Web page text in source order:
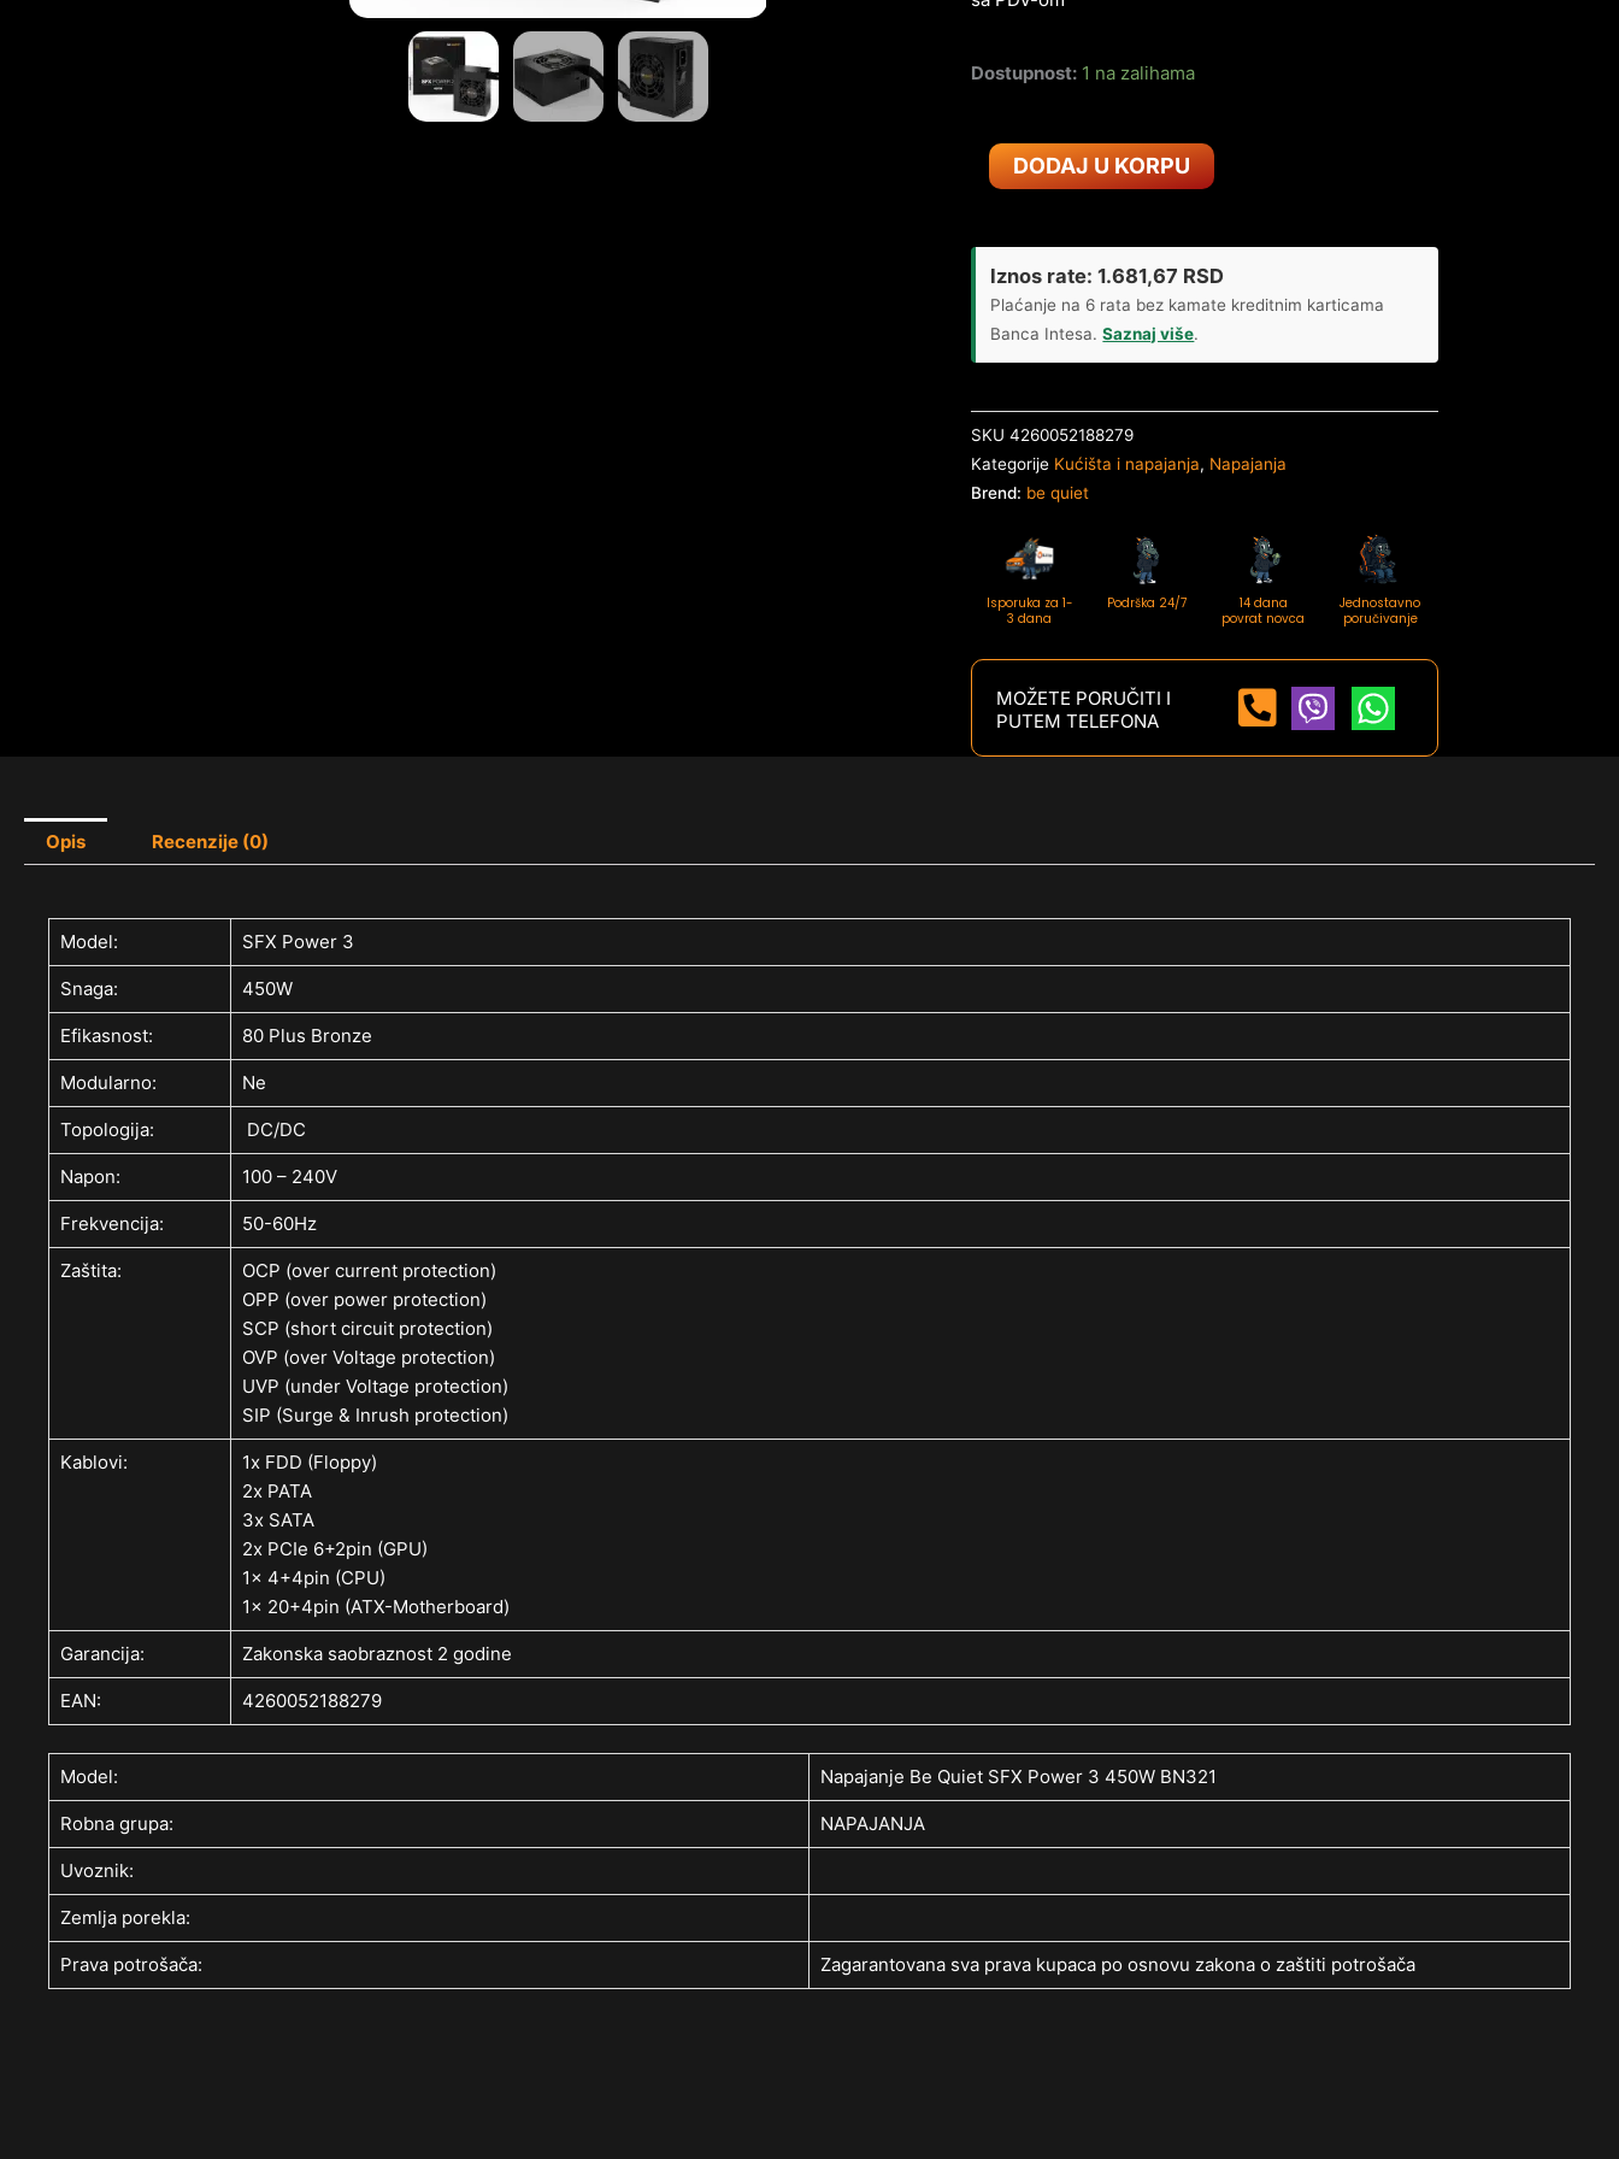
Dostupnost: 1 na zalihama
Napajanje
Be
SFX
Power
450W
BN321
DODAJ U KORPU
Iznos rate:1.681,67 RSD
Plaćanje na 6 rata bez kamate kreditnim karticama
Banca Intesa.Saznaj više.
SKU4260052188279
Kategorije Kućišta i napajanja, Napajanja
Brend: be quiet
Isporuka za 1-
3 dana
Podrška 24/7
14 dana
povrat novca
Jednostavno
poručivanje
MOŽETE PORUČITI I
PUTEM TELEFONA
Opis Recenzije (0)
Model: SFX Power 3
Snaga: 450W
Efikasnost: 80 Plus Bronze
Modularno: Ne
Topologija: DC/DC
Napon: 100 – 240V
Frekvencija: 50-60Hz
Zaštita:
OCP (over current protection)
OPP (over power protection)
SCP (short circuit protection)
OVP (over Voltage protection)
UVP (under Voltage protection)
SIP (Surge & Inrush protection)
Kablovi:
1x FDD (Floppy)
2x PATA
3x SATA
2x PCIe 6+2pin (GPU)
1x 4+4pin (CPU)
1x 20+4pin (ATX-Motherboard)
Garancija: Zakonska saobraznost 2 godine
EAN: 4260052188279
Model: Napajanje Be Quiet SFX Power 3 450W BN321
Robna grupa: NAPAJANJA
Uvoznik:
Zemlja porekla:
Prava potrošača: Zagarantovana sva prava kupaca po osnovu zakona o zaštiti potrošača